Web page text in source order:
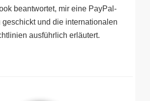
beantwortet, mir eine PayPal-
geschickt und die internationalen
ausführlich erläutert.